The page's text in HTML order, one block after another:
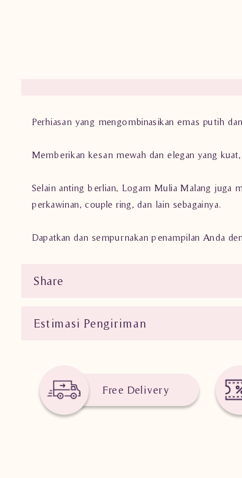
Perhiasan yang mengombinasikan emas putih
Memberikan kesan mewah dan elegan yang
Selain anting berlian, Logam Mulia Malang juga
perkawinan, couple ring, dan lain sebagainya.
Dapatkan dan sempurnakan penampilan Anda
Share
Estimasi Pengiriman
Free Delivery